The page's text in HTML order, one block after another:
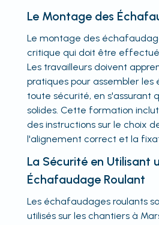
Le Montage des
Le montage des
critique qui doit être
Les travailleurs doivent
pratiques pour assembler
toute sécurité, en s'assurant
solides. Cette formation
des instructions sur le choix
l'alignement correct et la
La Sécurité en Utilisant
Échafaudage Roulant
Les échafaudages roulants
utilisés sur les chantiers à